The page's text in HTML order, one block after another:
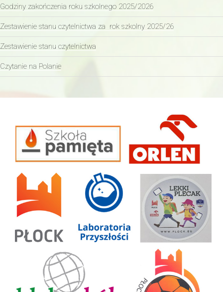
Godziny zakończenia roku szkolnego 2025/2026
Zestawienie stanu czytelnictwa za rok szkolny 2025/26
Zestawienie stanu czytelnictwa
Czytanie na Polanie